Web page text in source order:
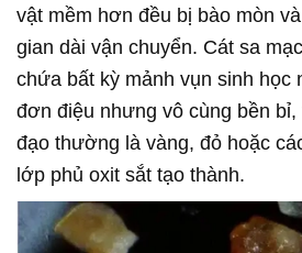
vật mềm hơn đều bị bào mòn
gian dài vận chuyển. Cát sa
chứa bất kỳ mảnh vụn sinh học
đơn điệu nhưng vô cùng bền
đạo thường là vàng, đỏ hoặc
lớp phủ oxit sắt tạo thành.